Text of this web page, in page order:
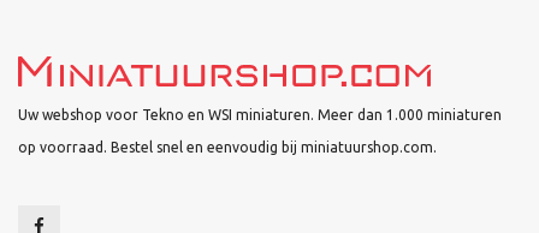
Uw webshop voor Tekno en WSI miniaturen. Meer dan 1.000 miniaturen
op voorraad. Bestel snel en eenvoudig bij miniatuurshop.com.